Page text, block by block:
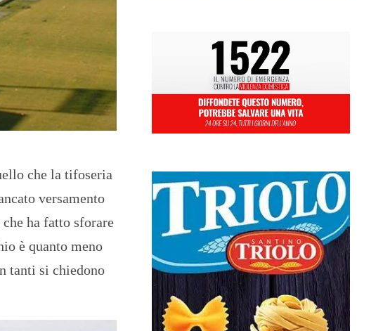
che la tifoseria
versamento
ha fatto sforare
è quanto meno
tanti si chiedono